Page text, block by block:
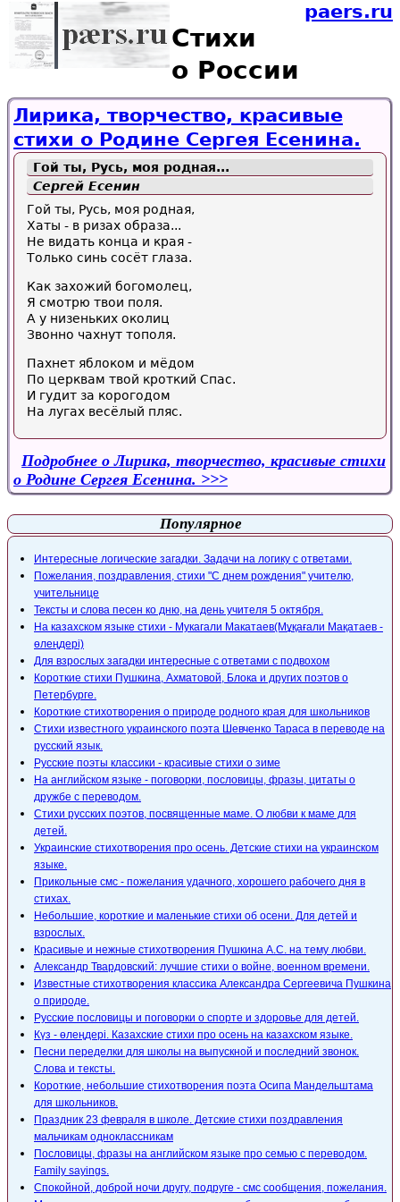
paers.ru
Стихи
о России
Лирика, творчество, красивые
стихи о Родине Сергея Есенина.
Гой ты, Русь, моя родная...
Сергей Есенин
Гой ты, Русь, моя родная,
Хаты - в ризах образа...
Не видать конца и края -
Только синь сосёт глаза.
Как захожий богомолец,
Я смотрю твои поля.
А у низеньких околиц
Звонно чахнут тополя.
Пахнет яблоком и мёдом
По церквам твой кроткий Спас.
И гудит за корогодом
На лугах весёлый пляс.
Подробнее о Лирика, творчество, красивые стихи
о Родине Сергея Есенина.
Популярное
Интересные логические загадки. Задачи на логику с ответами.
Пожелания, поздравления, стихи "С днем рождения" учителю,
учительнице
Тексты и слова песен ко дню, на день учителя 5 октября.
На казахском языке стихи - Мукагали Макатаев(Мұқағали Мақатаев -
өлеңдері)
Для взрослых загадки интересные с ответами с подвохом
Короткие стихи Пушкина, Ахматовой, Блока и других поэтов о
Петербурге.
Короткие стихотворения о природе родного края для школьников
Стихи известного украинского поэта Шевченко Тараса в переводе на
русский язык.
Русские поэты классики - красивые стихи о зиме
На английском языке - поговорки, пословицы, фразы, цитаты о
дружбе с переводом.
Стихи русских поэтов, посвященные маме. О любви к маме для
детей.
Украинские стихотворения про осень. Детские стихи на украинском
языке.
Прикольные смс - пожелания удачного, хорошего рабочего дня в
стихах.
Небольшие, короткие и маленькие стихи об осени. Для детей и
взрослых.
Красивые и нежные стихотворения Пушкина А.С. на тему любви.
Александр Твардовский: лучшие стихи о войне, военном времени.
Известные стихотворения классика Александра Сергеевича Пушкина
о природе.
Русские пословицы и поговорки о спорте и здоровье для детей.
Күз - өлеңдері. Казахские стихи про осень на казахском языке.
Песни переделки для школы на выпускной и последний звонок.
Слова и тексты.
Короткие, небольшие стихотворения поэта Осипа Мандельштама
для школьников.
Праздник 23 февраля в школе. Детские стихи поздравления
мальчикам одноклассникам
Пословицы, фразы на английском языке про семью с переводом.
Family sayings.
Спокойной, доброй ночи другу, подруге - смс сообщения, пожелания.